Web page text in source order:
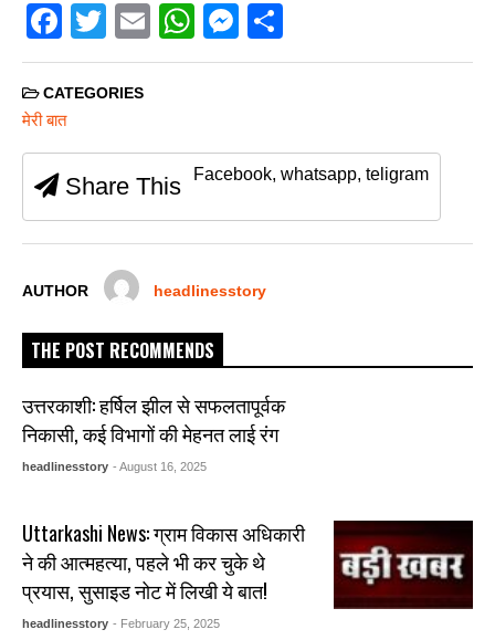
F
a
c
e
b
o
o
T
wi
tt
E
m
W
h
A
p
M
e
n
er
h
CATEGORIES
मेरी बात
Share This Facebook, whatsapp, teligram
AUTHOR headlinesstory
THE POST RECOMMENDS
उत्तरकाशी: हर्षिल झील से सफलतापूर्वक
निकासी, कई विभागों की मेहनत लाई रंग
headlinesstory - August 16, 2025
Uttarkashi News: ग्राम विकास अधिकारी
ने की आत्महत्या, पहले भी कर चुके थे
प्रयास, सुसाइड नोट में लिखी ये बात!
headlinesstory - February 25, 2025